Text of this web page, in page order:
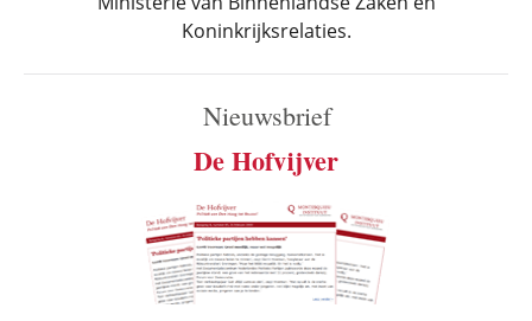
Koninkrijksrelaties.
Nieuwsbrief
De Hofvijver